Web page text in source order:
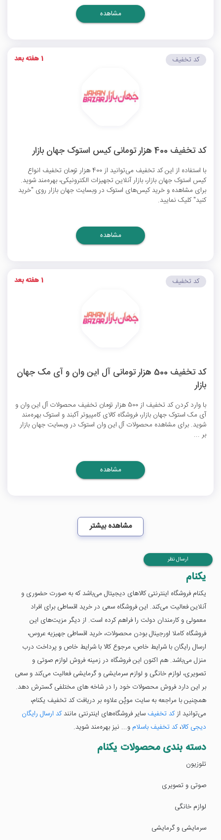
مشاهده
کد تخفیف 400 هزار تومانی کیس استوک جهان بازار
با استفاده از این کد تخفیف می‌توانید از 400 هزار تومان تخفیف انواع
کیس استوک جهان بازار، بازار آنلاین تجهیزات الکترونیکی، بهره‌مند شوید.
برای مشاهده و خرید کیس‌های استوک در وبسایت جهان بازار روی "خرید
کنید" کلیک نمایید.
کد تخفیف 1 هفته بعد
مشاهده
کد تخفیف 500 هزار تومانی آل این وان و آی مک جهان
بازار
با وارد کردن کد تخفیف از 500 هزار تومان تخفیف محصولات آل این وان و
آی مک استوک جهان بازار، فروشگاه کالای کامپیوتر آکبند و استوک بهره‌مند
شوید. برای مشاهده محصولات آل این وان استوک در وبسایت جهان بازار
بر ...
کد تخفیف 1 هفته بعد
مشاهده
مشاهده بیشتر
ارسال نظر
یکنام
یکنام فروشگاه اینترنتی کالاهای دیجیتال می‌باشد که به صورت حضوری و
آنلاین فعالیت می‌کند. این فروشگاه سعی در خرید اقساطی برای افراد
معمولی و کارمندان دولت را فراهم کرده است. از دیگر مزیت‌های این
فروشگاه کاملا اورجینال بودن محصولات، خرید اقساطی جهیزیه عروس،
ارسال رایگان با شرایط خاص، مرجوع کالا با شرایط خاص و پرداخت درب
منزل می‌باشد. هم اکنون این فروشگاه در زمینه فروش لوازم صوتی و
تصویری، لوازم خانگی و لوازم سرمایشی و گرمایشی فعالیت می‌کند و سعی
بر این دارد فروش محصولات خود را در شاخه های مختلفی گسترش دهد.
همچنین با مراجعه به سایت موپُن علاوه بر دریافت کد تخفیف یکنام،
می‌توانید ازکد تخفیف سایر فروشگاه‌های اینترنتی مانندکد ارسال رایگان
دیجی کالا،کد تخفیف باسلام و... نیز بهره‌مند شوید.
دسته بندی محصولات یکنام
تلوزیون
صوتی و تصویری
لوازم خانگی
سرمایشی و گرمایشی